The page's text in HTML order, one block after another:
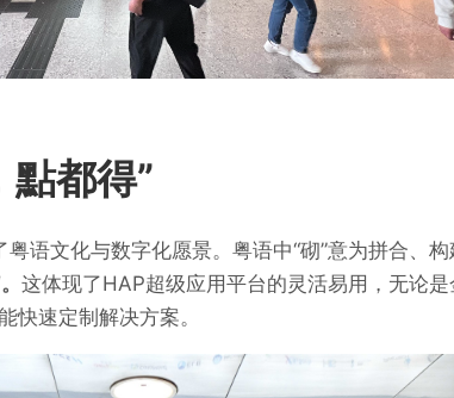
都得”
语文化与数字化愿景。粤语中“砌”意为拼合、
这体现了HAP超级应用平台的灵活易用，无论
快速定制解决方案。